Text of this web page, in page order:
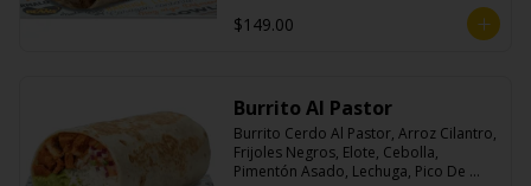
$149.00
Burrito Al Pastor
Burrito Cerdo Al Pastor, Arroz Cilantro,
Frijoles Negros, Elote, Cebolla,
Pimentón Asado, Lechuga, Pico De